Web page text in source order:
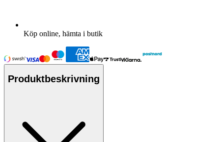
Köp online, hämta i butik
Produktbeskrivning